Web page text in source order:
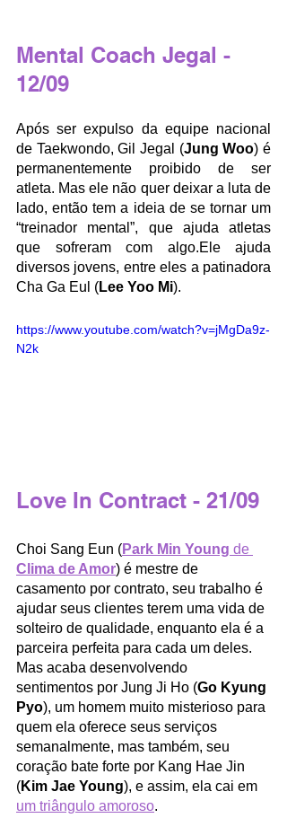
Mental Coach Jegal -
12/09
Após ser expulso da equipe nacional
de Taekwondo, Gil Jegal (Jung Woo) é
permanentemente proibido de ser
atleta. Mas ele não quer deixar a luta de
lado, então tem a ideia de se tornar um
“treinador mental”, que ajuda atletas
que sofreram com algo.Ele ajuda
diversos jovens, entre eles a patinadora
Cha Ga Eul (Lee Yoo Mi).
https://www.youtube.com/watch?v=jMgDa9z-
N2k
Love In Contract - 21/09
Choi Sang Eun (Park Min Young de
Clima de Amor) é mestre de
casamento por contrato, seu trabalho é
ajudar seus clientes terem uma vida de
solteiro de qualidade, enquanto ela é a
parceira perfeita para cada um deles.
Mas acaba desenvolvendo
sentimentos por Jung Ji Ho (Go Kyung
Pyo), um homem muito misterioso para
quem ela oferece seus serviços
semanalmente, mas também, seu
coração bate forte por Kang Hae Jin
(Kim Jae Young), e assim, ela cai em
um triângulo amoroso.